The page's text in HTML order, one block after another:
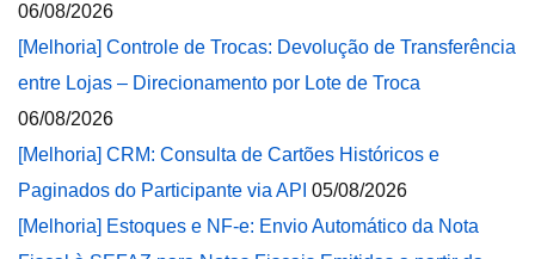
06/08/2026
[Melhoria] Controle de Trocas: Devolução de Transferência
entre Lojas – Direcionamento por Lote de Troca
06/08/2026
[Melhoria] CRM: Consulta de Cartões Históricos e
Paginados do Participante via API 05/08/2026
[Melhoria] Estoques e NF-e: Envio Automático da Nota